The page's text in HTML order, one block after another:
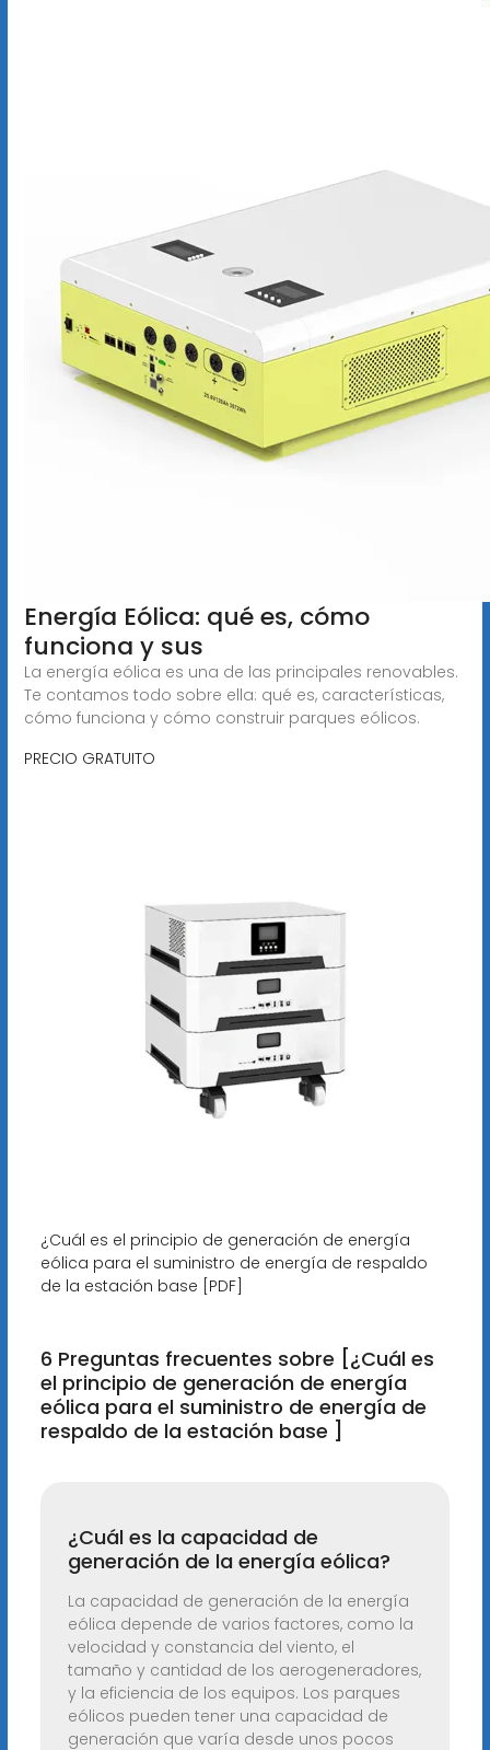
Energía Eólica: qué es, cómo
funciona y sus
La energía eólica es una de las principales renovables.
Te contamos todo sobre ella: qué es, características,
cómo funciona y cómo construir parques eólicos.
PRECIO GRATUITO
¿Cuál es el principio de generación de energía
eólica para el suministro de energía de respaldo
de la estación base [PDF]
6 Preguntas frecuentes sobre [¿Cuál es
el principio de generación de energía
eólica para el suministro de energía de
respaldo de la estación base ]
¿Cuál es la capacidad de
generación de la energía eólica?
La capacidad de generación de la energía
eólica depende de varios factores, como la
velocidad y constancia del viento, el
tamaño y cantidad de los aerogeneradores,
y la eficiencia de los equipos. Los parques
eólicos pueden tener una capacidad de
generación que varía desde unos pocos